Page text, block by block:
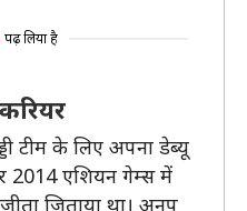
पढ़ लिया है
टीम के लिए अपना डेब्यू
एशियन गेम्स में
जिताया था। अनूप